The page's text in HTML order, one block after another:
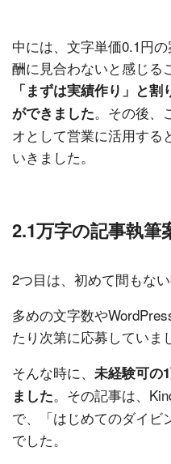
中には、文字単価0.1円
酬に見合わないと感じる
「まずは実績作り」と
ができました。その後、
オとして営業に活用する
いきました。
2.1万字の記事執筆
2つ目は、初めて間もな
多めの文字数や
たり次第に応募していま
そんな時に、 未経験可の
ました。その記事は、
で、「はじめてのダイビ
でした。